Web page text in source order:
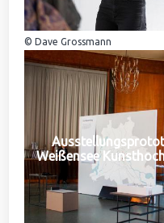
© Dave Grossmann
Weißensee